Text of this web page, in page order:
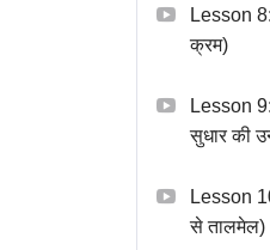
Lesson
क्रम)
Lesson
सुधार की
Lesson
से तालमेल)